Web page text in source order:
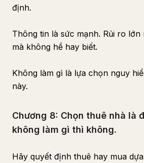
định.
Thông tin là sức mạnh. Rủi ro
mà không hề hay biết.
Không làm gì là lựa chọn nguy
này.
Chương 8: Chọn thuê nhà là
không làm gì thì không.
Hãy quyết định thuê hay mua